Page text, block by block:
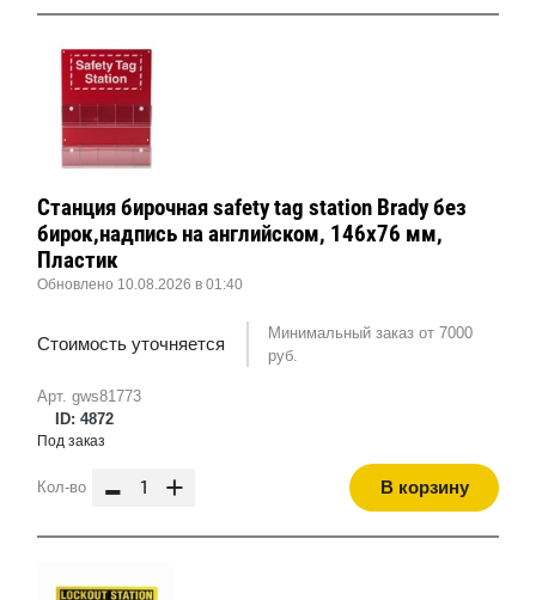
Арт. gws81773
ID: 4872
Станция бирочная safety tag station Brady без
бирок,надпись на английском, 146x76 мм,
Пластик
Обновлено 10.08.2026 в 01:40
Стоимость уточняется
Минимальный заказ от 7000
руб.
Под заказ
Кол-во - + В корзину